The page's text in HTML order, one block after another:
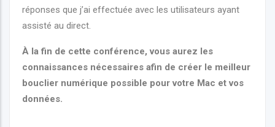
réponses que j’ai effectuée avec les utilisateurs ayant
assisté au direct.
À la fin de cette conférence, vous aurez les
connaissances nécessaires afin de créer le meilleur
bouclier numérique possible pour votre Mac et vos
données.